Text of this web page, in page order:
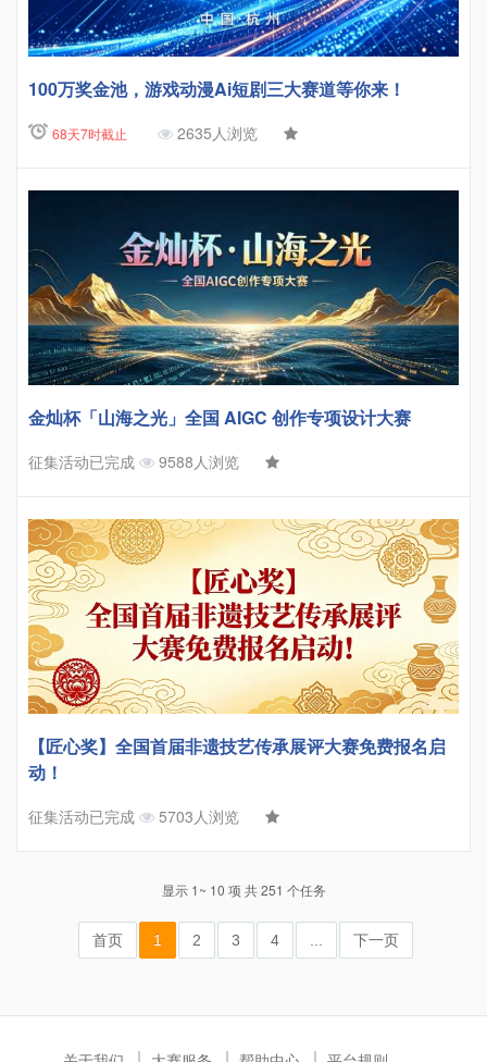
100万奖金池，游戏动漫Ai短剧三大赛道等你来！
68天7时截止 2635人浏览
金灿杯「山海之光」全国 AIGC 创作专项设计大赛
征集活动已完成 9588人浏览
【匠心奖】全国首届非遗技艺传承展评大赛免费报名启
动！
征集活动已完成 5703人浏览
显示 1~ 10 项 共 251 个任务
首页 1 2 3 4 下一页